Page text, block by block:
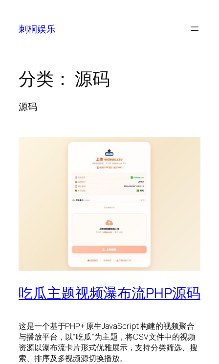
刺桐娱乐
分类： 源码
源码
吃瓜主题视频瀑布流PHP源码
这是一个基于PHP+ 原生JavaScript 构建的视频聚合
与播放平台，以“吃瓜”为主题，将CSV文件中的视频
资源以瀑布流卡片形式优雅展示，支持分类筛选、搜
索、排序及多视频源切换播放。